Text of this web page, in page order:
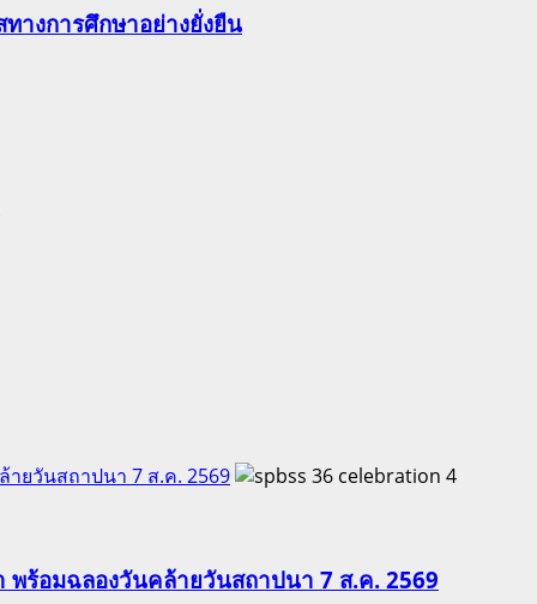
างการศึกษาอย่างยั่งยืน
ยวันสถาปนา 7 ส.ค. 2569
4
พร้อมฉลองวันคล้ายวันสถาปนา 7 ส.ค. 2569